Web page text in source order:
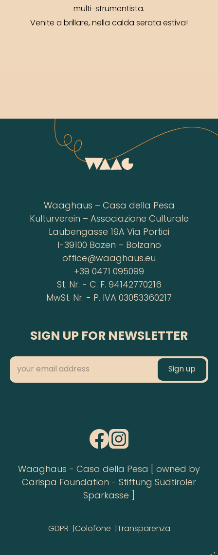
multi-strumentista.
Venite a brillare, nella calda serata estiva!
Waaghaus – Casa della Pesa
Kulturverein – Associazione Culturale
Laubengasse 19A Via Portici
I-39100 Bozen – Bolzano
office@waaghaus.eu
+39 0471 095099
St. Nr. - C. F. 94142770216
MwSt. Nr. - P. IVA 03053360217
SIGN UP FOR NEWSLETTER
Waaghaus - Casa della Pesa [ owned by
Carispa Foundation - Stiftung Südtiroler
Sparkasse ]
GDPR Colofone Transparenza